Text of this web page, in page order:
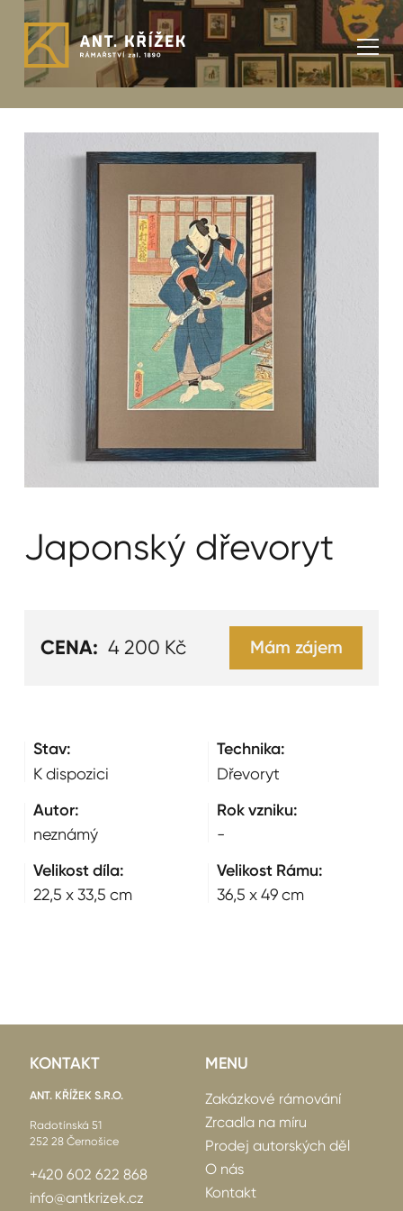
Japonský dřevoryt
CENA: 4 200 Kč Mám zájem
Stav:
K dispozici
Technika:
Dřevoryt
Autor:
neznámý
Rok vzniku:
-
Velikost díla:
22,5 x 33,5 cm
Velikost Rámu:
36,5 x 49 cm
KONTAKT
ANT. KŘÍŽEK S.R.O.
Radotínská 51
252 28 Černošice
+420 602 622 868
info@antkrizek.cz
MENU
Zakázkové rámování
Zrcadla na míru
Prodej autorských děl
O nás
Kontakt